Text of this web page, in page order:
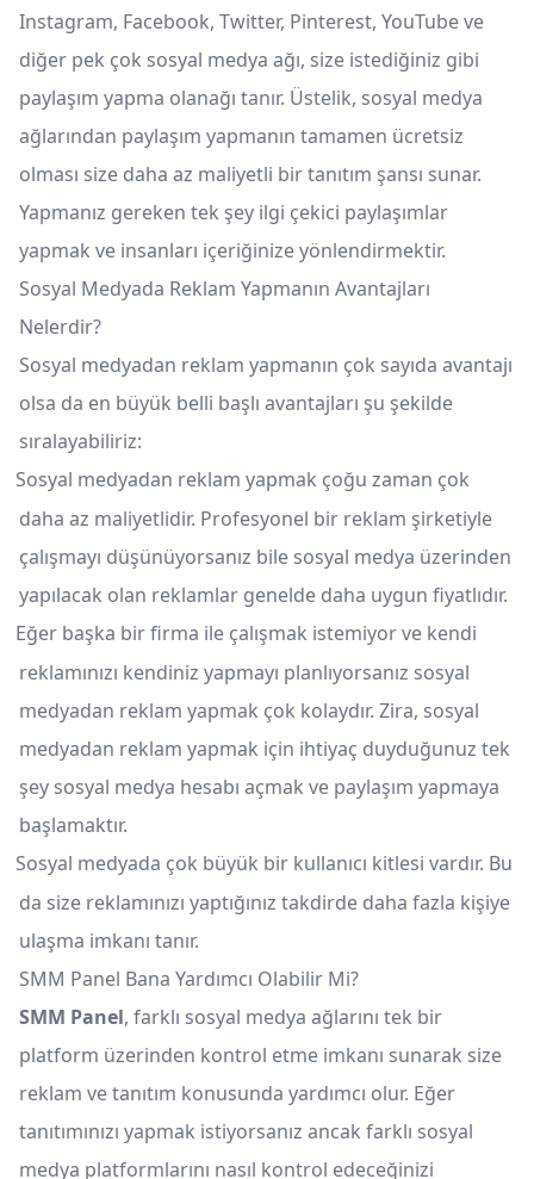
Instagram, Facebook, Twitter, Pinterest, YouTube ve
diğer pek çok sosyal medya ağı, size istediğiniz gibi
paylaşım yapma olanağı tanır. Üstelik, sosyal medya
ağlarından paylaşım yapmanın tamamen ücretsiz
olması size daha az maliyetli bir tanıtım şansı sunar.
Yapmanız gereken tek şey ilgi çekici paylaşımlar
yapmak ve insanları içeriğinize yönlendirmektir.
Sosyal Medyada Reklam Yapmanın Avantajları
Nelerdir?
Sosyal medyadan reklam yapmanın çok sayıda avantajı
olsa da en büyük belli başlı avantajları şu şekilde
sıralayabiliriz:
Sosyal medyadan reklam yapmak çoğu zaman çok
daha az maliyetlidir. Profesyonel bir reklam şirketiyle
çalışmayı düşünüyorsanız bile sosyal medya üzerinden
yapılacak olan reklamlar genelde daha uygun fiyatlıdır.
Eğer başka bir firma ile çalışmak istemiyor ve kendi
reklamınızı kendiniz yapmayı planlıyorsanız sosyal
medyadan reklam yapmak çok kolaydır. Zira, sosyal
medyadan reklam yapmak için ihtiyaç duyduğunuz tek
şey sosyal medya hesabı açmak ve paylaşım yapmaya
başlamaktır.
Sosyal medyada çok büyük bir kullanıcı kitlesi vardır. Bu
da size reklamınızı yaptığınız takdirde daha fazla kişiye
ulaşma imkanı tanır.
SMM Panel Bana Yardımcı Olabilir Mi?
SMM Panel, farklı sosyal medya ağlarını tek bir
platform üzerinden kontrol etme imkanı sunarak size
reklam ve tanıtım konusunda yardımcı olur. Eğer
tanıtımınızı yapmak istiyorsanız ancak farklı sosyal
medya platformlarını nasıl kontrol edeceğinizi